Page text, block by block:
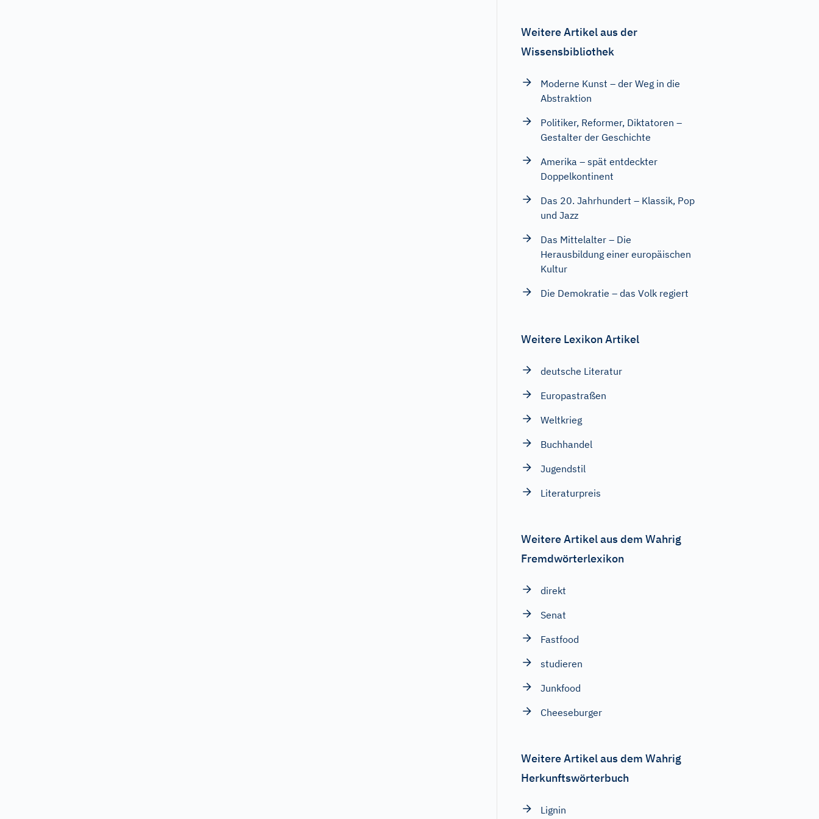
Weitere Artikel aus der
Wissensbibliothek
Moderne Kunst – der Weg in die
Abstraktion
Politiker, Reformer, Diktatoren –
Gestalter der Geschichte
Amerika – spät entdeckter
Doppelkontinent
Das 20. Jahrhundert – Klassik, Pop
und Jazz
Das Mittelalter – Die
Herausbildung einer europäischen
Kultur
Die Demokratie – das Volk regiert
Weitere Lexikon Artikel
deutsche Literatur
Europastraßen
Weltkrieg
Buchhandel
Jugendstil
Literaturpreis
Weitere Artikel aus dem Wahrig
Fremdwörterlexikon
direkt
Senat
Fastfood
studieren
Junkfood
Cheeseburger
Weitere Artikel aus dem Wahrig
Herkunftswörterbuch
Lignin